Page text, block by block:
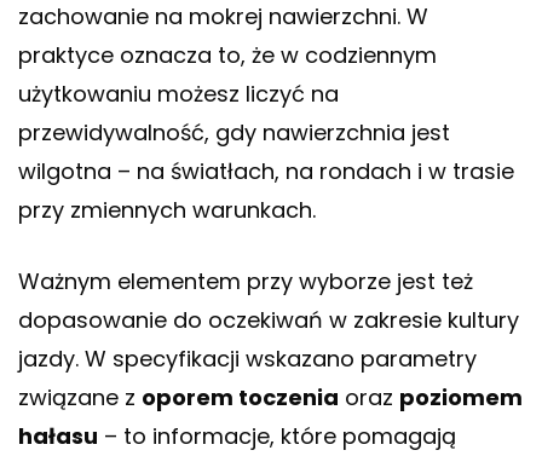
zachowanie na mokrej nawierzchni. W
praktyce oznacza to, że w codziennym
użytkowaniu możesz liczyć na
przewidywalność, gdy nawierzchnia jest
wilgotna – na światłach, na rondach i w trasie
przy zmiennych warunkach.
Ważnym elementem przy wyborze jest też
dopasowanie do oczekiwań w zakresie kultury
jazdy. W specyfikacji wskazano parametry
związane z oporem toczenia oraz poziomem
hałasu – to informacje, które pomagają